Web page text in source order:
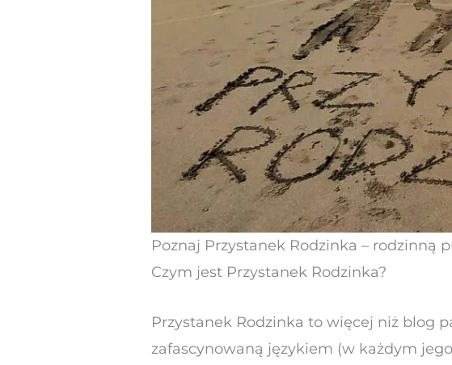
Poznaj Przystanek Rodzinka – rodzinną
Czym jest Przystanek Rodzinka?
Przystanek Rodzinka to więcej niż blog
zafascynowaną językiem (w każdym